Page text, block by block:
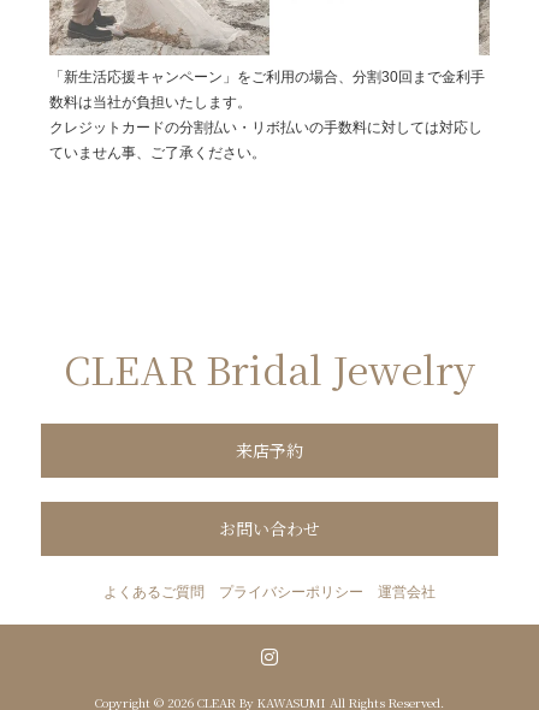
「新生活応援キャンペーン」をご利用の場合、分割30回まで金利手
数料は当社が負担いたします。
クレジットカードの分割払い・リボ払いの手数料に対しては対応し
ていません事、ご了承ください。
CLEAR Bridal Jewelry
来店予約
お問い合わせ
よくあるご質問 プライバシーポリシー 運営会社
Copyright © 2026 CLEAR By KAWASUMI All Rights Reserved.